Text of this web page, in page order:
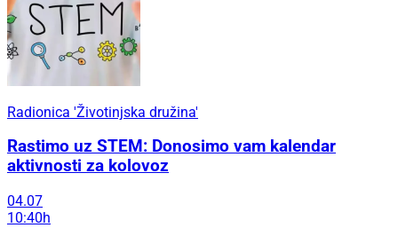
Radionica 'Životinjska družina'
Rastimo uz STEM: Donosimo vam kalendar
aktivnosti za kolovoz
04.07
10:40h